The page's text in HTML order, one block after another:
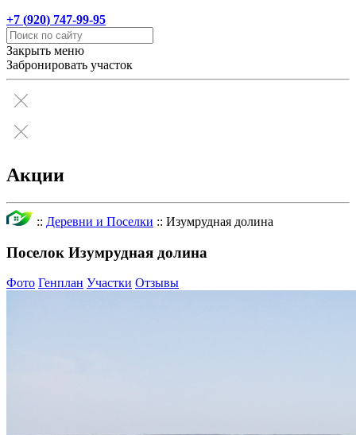
+7 (920) 747-99-95
Закрыть меню
Забронировать участок
Акции
:: Деревни и Поселки :: Изумрудная долина
Поселок Изумрудная долина
Фото Генплан Участки Отзывы